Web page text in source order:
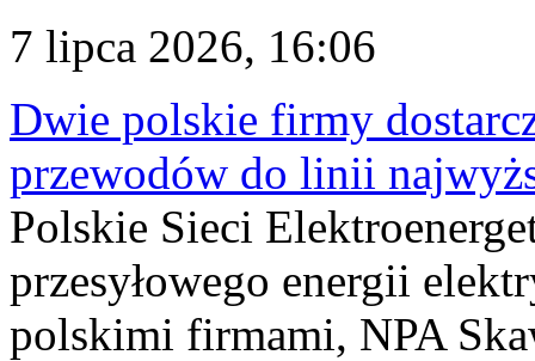
7 lipca 2026, 16:06
Dwie polskie firmy
przewodów do linii
Polskie Sieci
przesyłowego energii
polskimi firmami, NPA